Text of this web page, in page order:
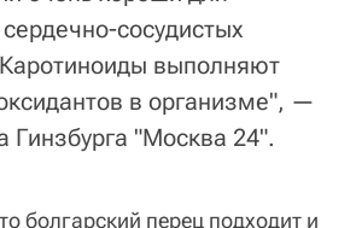
сосудистых
выполняют
в организме", —
Гинзбурга "Москва 24".
болгарский перец подходит и